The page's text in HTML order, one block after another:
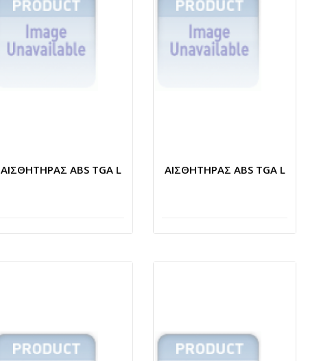
ΑΙΣΘΗΤΗΡΑΣ ABS TGA L ΑΙΣΘΗΤΗΡΑΣ ABS TGA L